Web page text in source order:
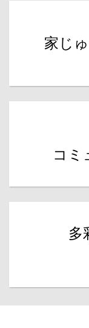
家じ
コミ
多